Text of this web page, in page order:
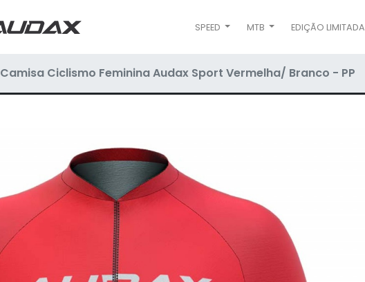
SPEED MTB EDIÇÃO LIMITADA
Camisa Ciclismo Feminina Audax Sport Vermelha/ Branco - PP